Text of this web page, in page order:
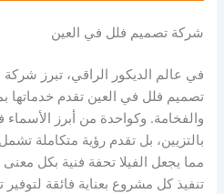
شركة تصميم فلل في العين
في عالم الديكور الراقي، تبرز
تصميم فلل في العين تقدم خدماتها
والفخامة. وكواحدة من أبرز الأسماء
بالتزيين، بل تقدم رؤية متكاملة
مما يجعل الفيلا تحفة فنية بكل
تنفيذ كل مشروع بعناية فائقة لتوفير